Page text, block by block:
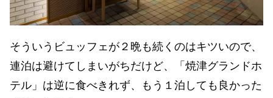
そういうビュッフェが２晩も続くのはキツいので、
連泊は避けてしまいがちだけど、「焼津グランドホ
テル」は逆に食べきれず、もう１泊しても良かった